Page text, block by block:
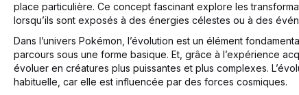
place particulière. Ce concept fascinant explore les
lorsqu’ils sont exposés à des énergies célestes ou à des
Dans l’univers Pokémon, l’évolution est un élément
parcours sous une forme basique. Et, grâce à l’expérience
évoluer en créatures plus puissantes et plus complexes.
habituelle, car elle est influencée par des forces cosmiques.